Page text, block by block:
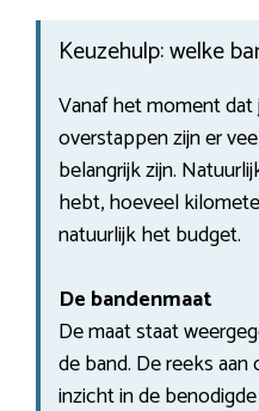
Keuzehulp: welke
Vanaf het moment dat
overstappen zijn er
belangrijk zijn.
hebt, hoeveel
natuurlijk het budget.
De bandenmaat
De maat staat
de band. De reeks
inzicht in de